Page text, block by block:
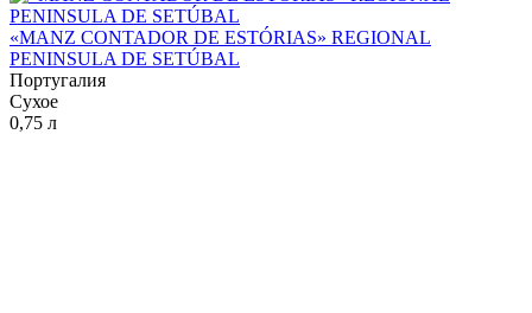
«MANZ CONTADOR DE ESTÓRIAS» REGIONAL
PENINSULA DE SETÚBAL
Португалия
Сухое
0,75 л